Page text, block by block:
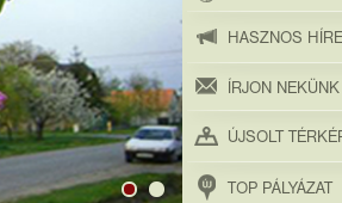
HASZNOS
ÍRJON NEKÜNK
ÚJSOLT
TOP PÁLYÁZAT